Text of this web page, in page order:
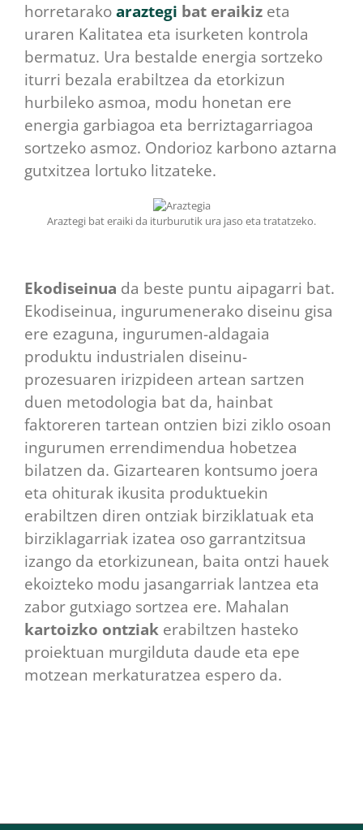
horretarako araztegi bat eraikiz eta
uraren Kalitatea eta isurketen kontrola
bermatuz. Ura bestalde energia sortzeko
iturri bezala erabiltzea da etorkizun
hurbileko asmoa, modu honetan ere
energia garbiagoa eta berriztagarriagoa
sortzeko asmoz. Ondorioz karbono aztarna
gutxitzea lortuko litzateke.
Araztegi bat eraiki da iturburutik ura jaso eta tratatzeko.
Ekodiseinua da beste puntu aipagarri bat.
Ekodiseinua, ingurumenerako diseinu gisa
ere ezaguna, ingurumen-aldagaia
produktu industrialen diseinu-
prozesuaren irizpideen artean sartzen
duen metodologia bat da, hainbat
faktoreren tartean ontzien bizi ziklo osoan
ingurumen errendimendua hobetzea
bilatzen da. Gizartearen kontsumo joera
eta ohiturak ikusita produktuekin
erabiltzen diren ontziak birziklatuak eta
birziklagarriak izatea oso garrantzitsua
izango da etorkizunean, baita ontzi hauek
ekoizteko modu jasangarriak lantzea eta
zabor gutxiago sortzea ere. Mahalan
kartoizko ontziak erabiltzen hasteko
proiektuan murgilduta daude eta epe
motzean merkaturatzea espero da.